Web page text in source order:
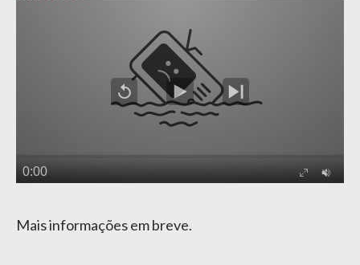
Mais informações em breve.